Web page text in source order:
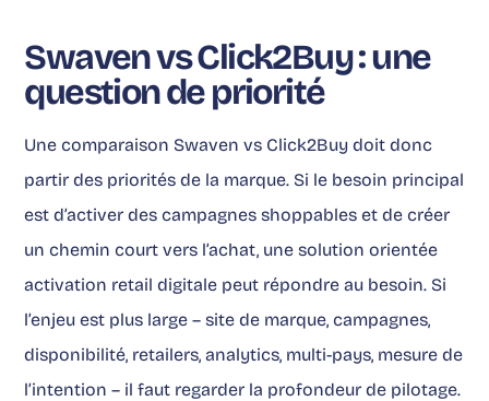
Swaven vs Click2Buy : une
question de priorité
Une comparaison Swaven vs Click2Buy doit donc
partir des priorités de la marque. Si le besoin principal
est d’activer des campagnes shoppables et de créer
un chemin court vers l’achat, une solution orientée
activation retail digitale peut répondre au besoin. Si
l’enjeu est plus large – site de marque, campagnes,
disponibilité, retailers, analytics, multi-pays, mesure de
l’intention – il faut regarder la profondeur de pilotage.